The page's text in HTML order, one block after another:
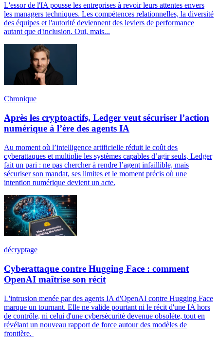
L'essor de l'IA pousse les entreprises à revoir leurs attentes envers
les managers techniques. Les compétences relationnelles, la diversité
des équipes et l'autorité deviennent des leviers de performance
autant que d'inclusion. Oui, mais...
Chronique
Après les cryptoactifs, Ledger veut sécuriser l’action
numérique à l’ère des agents IA
Au moment où l’intelligence artificielle réduit le coût des
cyberattaques et multiplie les systèmes capables d’agir seuls, Ledger
fait un pari : ne pas chercher à rendre l’agent infaillible, mais
sécuriser son mandat, ses limites et le moment précis où une
intention numérique devient un acte.
décryptage
Cyberattaque contre Hugging Face : comment
OpenAI maîtrise son récit
L'intrusion menée par des agents IA d'OpenAI contre Hugging Face
marque un tournant. Elle ne valide pourtant ni le récit d'une IA hors
de contrôle, ni celui d'une cybersécurité devenue obsolète, tout en
révélant un nouveau rapport de force autour des modèles de
frontière.